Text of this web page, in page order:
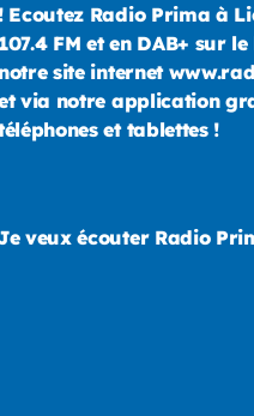
! Ecoutez Radio Prima à
107.4 FM et en DAB+ sur
notre site internet
via notre application
et tablettes !
veux écouter Radio